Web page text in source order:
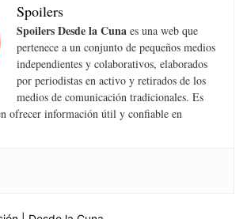
Spoilers
Spoilers Desde la Cuna es una web que
pertenece a un conjunto de pequeños medios
independientes y colaborativos, elaborados
por periodistas en activo y retirados de los
medios de comunicación tradicionales. Es
ofrecer información útil y confiable en